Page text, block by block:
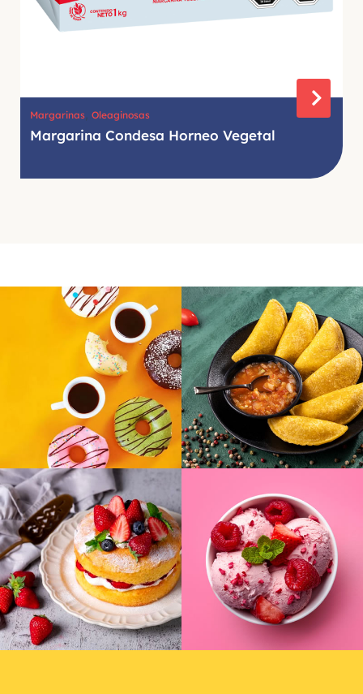
Margarinas, Oleaginosas
Margarina Condesa Horneo Vegetal